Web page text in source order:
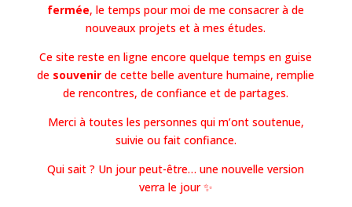
fermée, le temps pour moi de me consacrer à de
nouveaux projets et à mes études.
Ce site reste en ligne encore quelque temps en guise
de souvenir de cette belle aventure humaine, remplie
de rencontres, de confiance et de partages.
Merci à toutes les personnes qui m’ont soutenue,
suivie ou fait confiance.
Qui sait ? Un jour peut-être… une nouvelle version
verra le jour ✨